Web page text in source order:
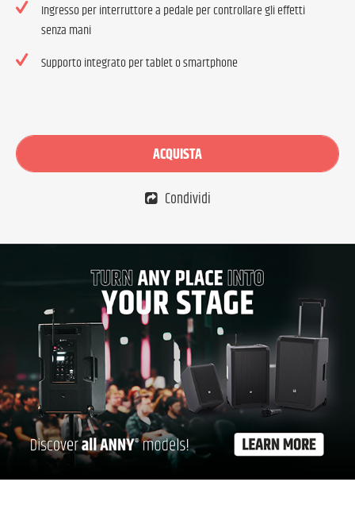
Ingresso per interruttore a pedale per controllare gli effetti
senza mani
Supporto integrato per tablet o smartphone
ACQUISTA
Condividi